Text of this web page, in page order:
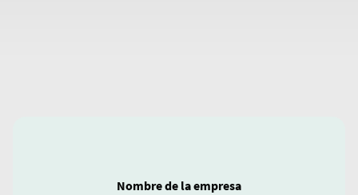
Nombre de la empresa